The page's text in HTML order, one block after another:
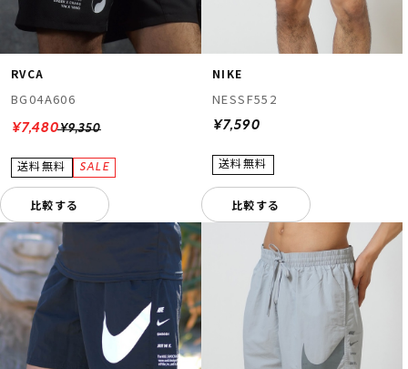
RVCA
BG04A606
¥9,350
¥7,480
比較する
NIKE
NESSF552
¥7,590
比較する